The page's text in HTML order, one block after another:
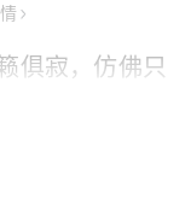
俱寂，仿佛只
冬悄然而至，
地宽敞而沉